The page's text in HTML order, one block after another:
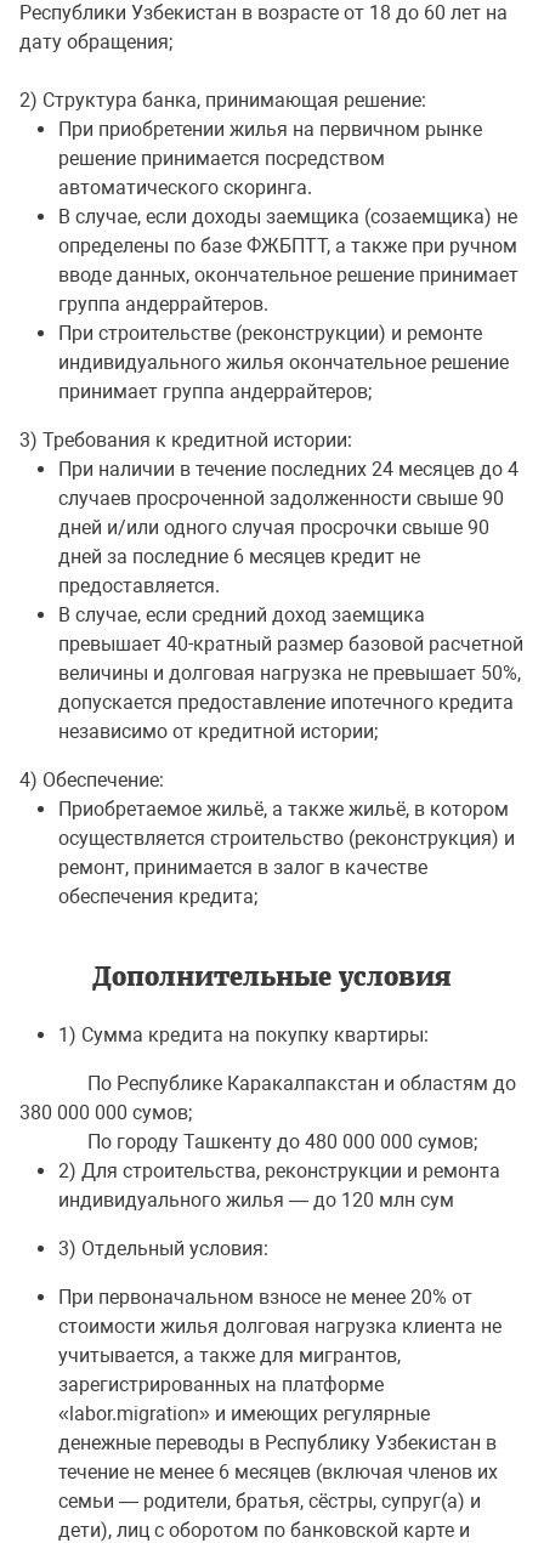
Республики Узбекистан в возрасте от 18 до 60 лет на
дату обращения;
2) Структура банка, принимающая решение:
При приобретении жилья на первичном рынке
решение принимается посредством
автоматического скоринга.
В случае, если доходы заемщика (созаемщика) не
определены по базе ФЖБПТТ, а также при ручном
вводе данных, окончательное решение принимает
группа андеррайтеров.
При строительстве (реконструкции) и ремонте
индивидуального жилья окончательное решение
принимает группа андеррайтеров;
3) Требования к кредитной истории:
При наличии в течение последних 24 месяцев до 4
случаев просроченной задолженности свыше 90
дней и/или одного случая просрочки свыше 90
дней за последние 6 месяцев кредит не
предоставляется.
В случае, если средний доход заемщика
превышает 40-кратный размер базовой расчетной
величины и долговая нагрузка не превышает 50%,
допускается предоставление ипотечного кредита
независимо от кредитной истории;
4) Обеспечение:
Приобретаемое жильё, а также жильё, в котором
осуществляется строительство (реконструкция) и
ремонт, принимается в залог в качестве
обеспечения кредита;
Дополнительные условия
1) Сумма кредита на покупку квартиры:
По Республике Каракалпакстан и областям до
380 000 000 сумов;
По городу Ташкенту до 480 000 000 сумов;
2) Для строительства, реконструкции и ремонта
индивидуального жилья — до 120 млн сум
3) Отдельный условия:
При первоначальном взносе не менее 20% от
стоимости жилья долговая нагрузка клиента не
учитывается, а также для мигрантов,
зарегистрированных на платформе
«labor.migration» и имеющих регулярные
денежные переводы в Республику Узбекистан в
течение не менее 6 месяцев (включая членов их
семьи — родители, братья, сёстры, супруг(а) и
дети), лиц с оборотом по банковской карте и